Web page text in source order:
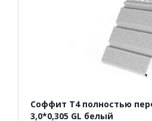
Соффит Т4 полностью
3,0*0,305 GL белый